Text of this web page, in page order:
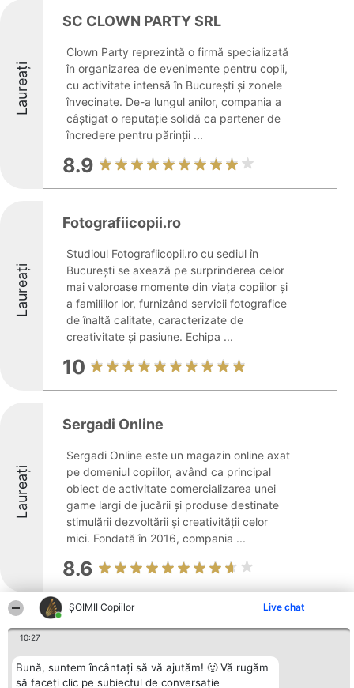
ȘOIMII Copiilor Live chat
10:27
Bună, suntem încântați să vă ajutăm! 🙂 Vă rugăm
să faceți clic pe subiectul de conversație
Laureați
SC CLOWN PARTY SRL
Clown Party reprezintă o firmă specializată
în organizarea de evenimente pentru copii,
cu activitate intensă în București și zonele
învecinate. De-a lungul anilor, compania a
câștigat o reputație solidă ca partener de
încredere pentru părinții ...
8.9
Laureați
Fotografiicopii.ro
Studioul Fotografiicopii.ro cu sediul în
București se axează pe surprinderea celor
mai valoroase momente din viața copiilor și
a familiilor lor, furnizând servicii fotografice
de înaltă calitate, caracterizate de
creativitate și pasiune. Echipa ...
10
Laureați
Sergadi Online
Sergadi Online este un magazin online axat
pe domeniul copiilor, având ca principal
obiect de activitate comercializarea unei
game largi de jucării și produse destinate
stimulării dezvoltării și creativității celor
mici. Fondată în 2016, compania ...
8.6
Loc De Joaca Kids Party Kungfu
Localizat în centrul capitalei, Loc de Joaca